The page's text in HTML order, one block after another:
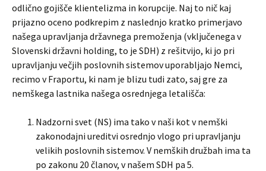
odlično gojišče klientelizma in korupcije. Naj to nič kaj
prijazno oceno podkrepim z naslednjo kratko primerjavo
našega upravljanja državnega premoženja (vključenega v
Slovenski državni holding, to je SDH) z rešitvijo, ki jo pri
upravljanju večjih poslovnih sistemov uporabljajo Nemci,
recimo v Fraportu, ki nam je blizu tudi zato, saj gre za
nemškega lastnika našega osrednjega letališča:
Nadzorni svet (NS) ima tako v naši kot v nemški
zakonodajni ureditvi osrednjo vlogo pri upravljanju
velikih poslovnih sistemov. V nemških družbah ima ta
po zakonu 20 članov, v našem SDH pa 5.